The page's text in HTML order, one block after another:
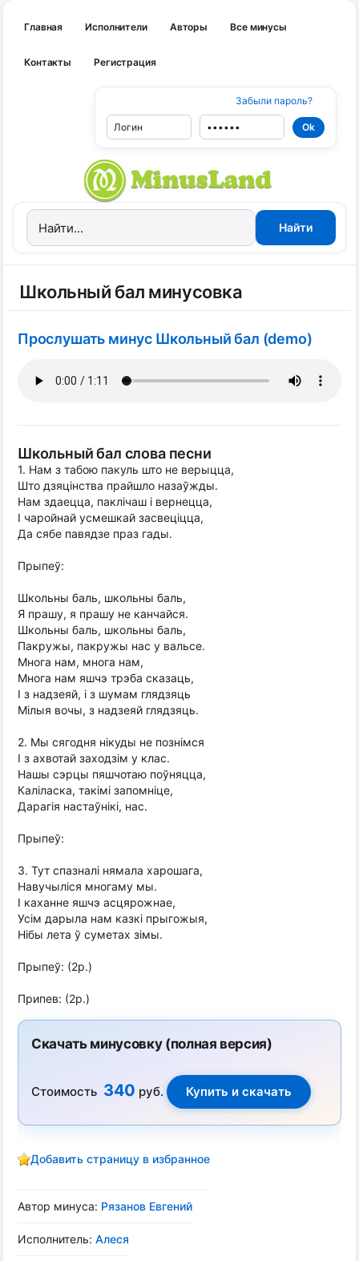
Главная Исполнители Авторы Все минусы
Контакты Регистрация
Забыли пароль?
Школьный бал минусовка
Прослушать минус Школьный бал (demo)
Школьный бал слова песни
1. Нам з табою пакуль што не верыцца,
Што дзяцінства прайшло назаўжды.
Нам здаецца, паклічаш і вернецца,
І чаройнай усмешкай засвеціцца,
Да сябе павядзе праз гады.
Прыпеў:
Школьны баль, школьны баль,
Я прашу, я прашу не канчайся.
Школьны баль, школьны баль,
Пакружы, пакружы нас у вальсе.
Многа нам, многа нам,
Многа нам яшчэ трэба сказаць,
І з надзеяй, і з шумам глядзяць
Мілыя вочы, з надзеяй глядзяць.
2. Мы сягодня нікуды не познімся
І з ахвотай заходзім у клас.
Нашы сэрцы пяшчотаю поўняцца,
Каліласка, такімі запомніце,
Дарагія настаўнікі, нас.
Прыпеў:
3. Тут спазналі нямала харошага,
Навучыліся многаму мы.
І каханне яшчэ асцярожнае,
Усім дарыла нам казкі прыгожыя,
Нібы лета ў суметах зімы.
Прыпеў: (2р.)
Припев: (2р.)
Скачать минусовку (полная версия)
Стоимость 340 руб.
Добавить страницу в избранное
Автор минуса: Рязанов Евгений
Исполнитель: Алеся